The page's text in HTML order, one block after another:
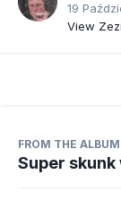
19
View
FROM THE
Super